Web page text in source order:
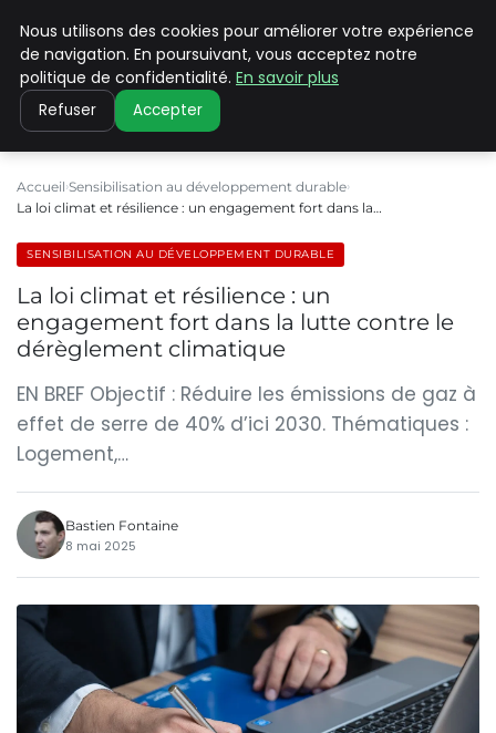
CLIMATE C ADVANCED
Accueil Sensibilisation au développement durable
La loi climat et résilience : un engagement fort dans la…
SENSIBILISATION AU DÉVELOPPEMENT DURABLE
La loi climat et résilience : un
engagement fort dans la lutte contre le
dérèglement climatique
EN BREF Objectif : Réduire les émissions de gaz à
effet de serre de 40% d’ici 2030. Thématiques :
Logement,…
Bastien Fontaine
8 mai 2025
Nous utilisons des cookies pour améliorer votre expérience
de navigation. En poursuivant, vous acceptez notre
politique de confidentialité. En savoir plus
Refuser Accepter